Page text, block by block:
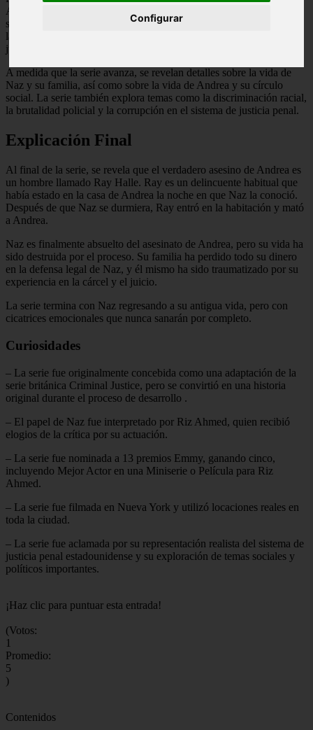
Configurar
Andrea, quien lo invita a su casa para pasar la noche. A la mañana
siguiente, Naz se despierta para encontrar a Andrea muerta a su
lado. A partir de ahí, la serie sigue la investigación del asesinato y el
juicio de Naz.
A medida que la serie avanza, se revelan detalles sobre la vida de
Naz y su familia, así como sobre la vida de Andrea y su círculo
social. La serie también explora temas como la discriminación racial,
la brutalidad policial y la corrupción en el sistema de justicia penal.
Explicación Final
Al final de la serie, se revela que el verdadero asesino de Andrea es
un hombre llamado Ray Halle. Ray es un delincuente habitual que
había estado en la casa de Andrea la noche en que Naz la conoció.
Después de que Naz se durmiera, Ray entró en la habitación y mató
a Andrea.
Naz es finalmente absuelto del asesinato de Andrea, pero su vida ha
sido destruida por el proceso. Su familia ha perdido todo su dinero
en la defensa legal de Naz, y él mismo ha sido traumatizado por su
experiencia en la cárcel y el juicio.
La serie termina con Naz regresando a su antigua vida, pero con
cicatrices emocionales que nunca sanarán por completo.
Curiosidades
– La serie fue originalmente concebida como una adaptación de la
serie británica Criminal Justice, pero se convirtió en una historia
original durante el proceso de desarrollo .
– El papel de Naz fue interpretado por Riz Ahmed, quien recibió
elogios de la crítica por su actuación.
– La serie fue nominada a 13 premios Emmy, ganando cinco,
incluyendo Mejor Actor en una Miniserie o Película para Riz
Ahmed.
– La serie fue filmada en Nueva York y utilizó locaciones reales en
toda la ciudad.
– La serie fue aclamada por su representación realista del sistema de
justicia penal estadounidense y su exploración de temas sociales y
políticos importantes.
¡Haz clic para puntuar esta entrada!
(Votos:
1
Promedio:
5
)
Contenidos